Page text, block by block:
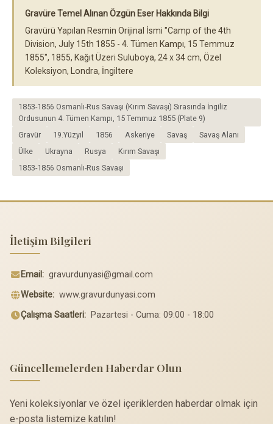
Gravüre Temel Alınan Özgün Eser Hakkında Bilgi
Gravürü Yapılan Resmin Orijinal İsmi "Camp of the 4th
Division, July 15th 1855 - 4. Tümen Kampı, 15 Temmuz
1855", 1855, Kağıt Üzeri Suluboya, 24 x 34 cm, Özel
Koleksiyon, Londra, İngiltere
1853-1856 Osmanlı-Rus Savaşı (Kırım Savaşı) Sırasında İngiliz
Ordusunun 4. Tümen Kampı, 15 Temmuz 1855 (Plate 9)
Gravür
19.Yüzyıl 1856 Askeriye Savaş
Savaş Alanı
Ülke
Ukrayna Rusya
Kırım Savaşı
1853-1856 Osmanlı-Rus Savaşı
İletişim Bilgileri
Email: gravurdunyasi@gmail.com
Website: www.gravurdunyasi.com
Çalışma Saatleri: Pazartesi - Cuma: 09:00 - 18:00
Güncellemelerden Haberdar Olun
Yeni koleksiyonlar ve özel içeriklerden haberdar olmak için
e-posta listemize katılın!